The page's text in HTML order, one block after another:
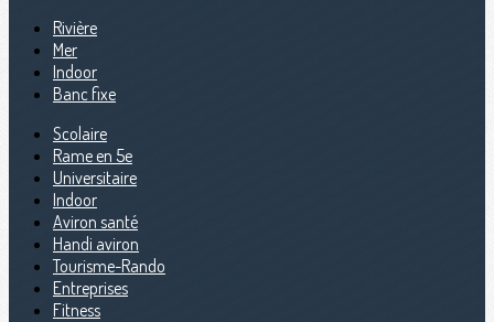
Rivière
Mer
Indoor
Banc fixe
Scolaire
Rame en 5e
Universitaire
Indoor
Aviron santé
Handi aviron
Tourisme-Rando
Entreprises
Fitness